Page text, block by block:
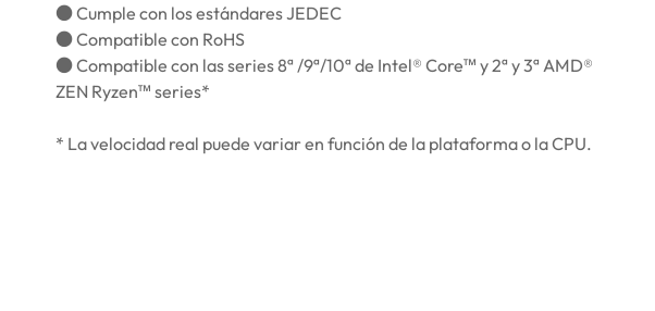
● Cumple con los estándares JEDEC
● Compatible con RoHS
● Compatible con las series 8ª /9ª/10ª de Intel® Core™ y 2ª y 3ª AMD®
ZEN Ryzen™ series*
* La velocidad real puede variar en función de la plataforma o la CPU.